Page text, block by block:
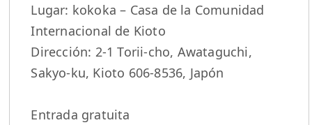
Lugar: kokoka – Casa de la Comunidad
Internacional de Kioto
Dirección: 2-1 Torii-cho, Awataguchi,
Sakyo-ku, Kioto 606-8536, Japón
Entrada gratuita